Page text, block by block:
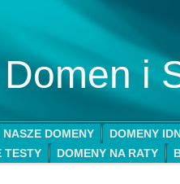
i
NASZE DOMENY
DOMENY
TESTY DOMENY NA RATY